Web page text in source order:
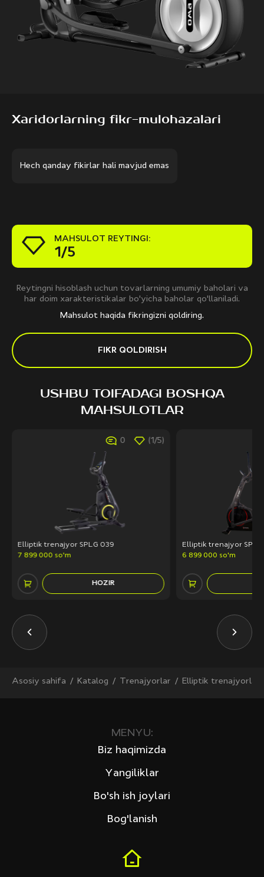
Xaridorlarning fikr-mulohazalari
Hech qanday fikirlar hali mavjud emas
MAHSULOT REYTINGI:
1/5
Reytingni hisoblash uchun tovarlarning umumiy baholari va
har doim xarakteristikalar bo'yicha baholar qo'llaniladi.
Mahsulot haqida fikringizni qoldiring.
FIKR QOLDIRISH
USHBU TOIFADAGI BOSHQA
MAHSULOTLAR
0 (1/5)
Elliptik trenajyor SPLG 039
7 899 000 so'm
HOZIR
Elliptik trenajyor
6 899 000 so'm
Asosiy sahifa Katalog Trenajyorlar Elliptik trenajyorlar
MENYU:
Biz haqimizda
Yangiliklar
Bo'sh ish joylari
Bog'lanish